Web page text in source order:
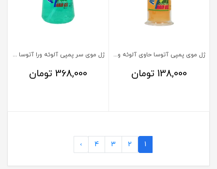
ژل موی پمپی آتوسا حاوی آلوئه ورا 100 میلی لیتر
138,000 تومان
ژل موی سر پمپی آلوئه ورا آتوسا 750 میلی لیتر
368,000 تومان
1
2
3
4
›